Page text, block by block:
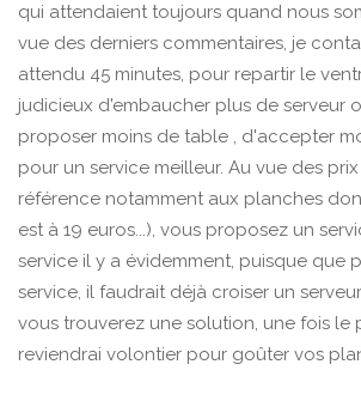
qui attendaient toujours quand nous
vue des derniers commentaires, je
attendu 45 minutes, pour repartir le
judicieux d'embaucher plus de serveur
proposer moins de table , d'accepter
pour un service meilleur. Au vue des
référence notamment aux planches
est à 19 euros...), vous proposez un
service il y a évidemment, puisque que
service, il faudrait déjà croiser un
vous trouverez une solution, une fois le
reviendrai volontier pour goûter vos